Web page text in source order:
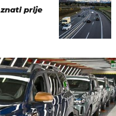
prije